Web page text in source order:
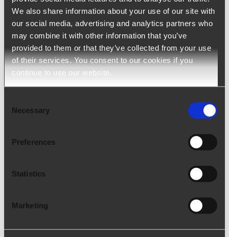
We also share information about your use of our site with
our social media, advertising and analytics partners who
may combine it with other information that you’ve
provided to them or that they’ve collected from your use
of their services. You consent to our cookies if you
continue to use our website.
Selection
Necessary
Preferences
Statistics
Marketing
2.5 de lapolitique de confidentialité
Arca24 est une HR Tech Factory spécialisée dans le
des ressources humaines.
Vous souhaitez être tenu au courant des dernières